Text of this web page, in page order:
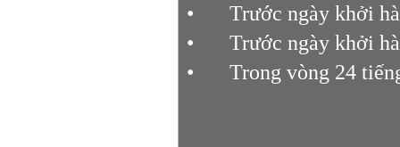
•
Trước ngày khởi
•
Trước ngày khởi
•
Trong vòng 24